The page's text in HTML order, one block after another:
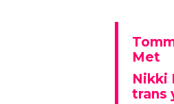
Met
Nikki
trans